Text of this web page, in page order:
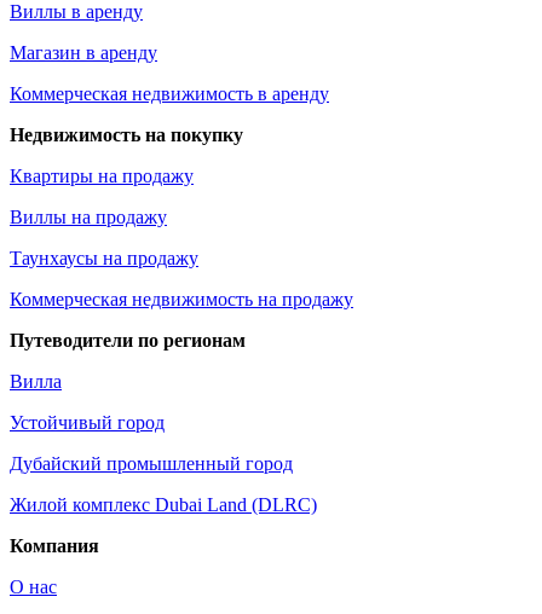
Виллы в аренду
Магазин в аренду
Коммерческая недвижимость в аренду
Недвижимость на покупку
Квартиры на продажу
Виллы на продажу
Таунхаусы на продажу
Коммерческая недвижимость на продажу
Путеводители по регионам
Вилла
Устойчивый город
Дубайский промышленный город
Жилой комплекс Dubai Land (DLRC)
Компания
О нас